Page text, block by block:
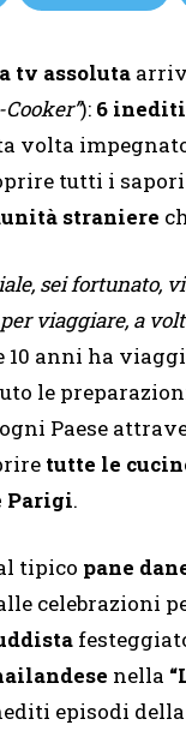
tv assoluta
): 6
volta
tutti i
straniere
sei fortunato,
viaggiare, a
10 anni ha
le
Paese
tutte le
Parigi.
tipico pane
celebrazioni
nella
episodi